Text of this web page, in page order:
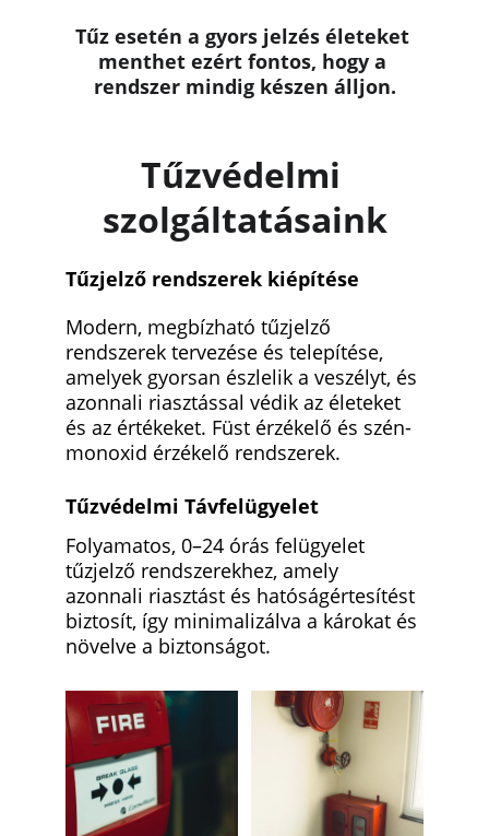
Tűz esetén a gyors jelzés életeket
menthet ezért fontos, hogy a
rendszer mindig készen álljon.
Tűzvédelmi
szolgáltatásaink
Tűzjelző rendszerek kiépítése
Modern, megbízható tűzjelző
rendszerek tervezése és telepítése,
amelyek gyorsan észlelik a veszélyt, és
azonnali riasztással védik az életeket
és az értékeket. Füst érzékelő és szén-
monoxid érzékelő rendszerek.
Tűzvédelmi Távfelügyelet
Folyamatos, 0–24 órás felügyelet
tűzjelző rendszerekhez, amely
azonnali riasztást és hatóságértesítést
biztosít, így minimalizálva a károkat és
növelve a biztonságot.